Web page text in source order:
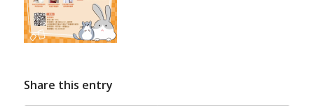
Share this entry